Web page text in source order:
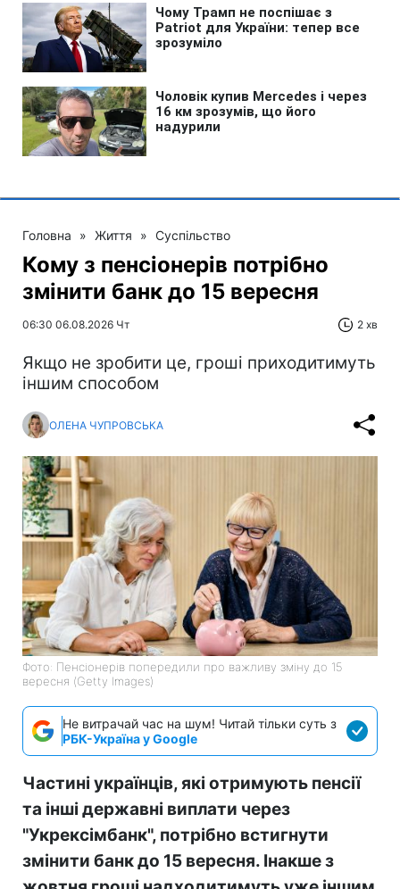
Головна » Життя » Суспільство
Кому з пенсіонерів потрібно
змінити банк до 15 вересня
06:30 06.08.2026 Чт 2 хв
Якщо не зробити це, гроші приходитимуть
іншим способом
ОЛЕНА ЧУПРОВСЬКА
Фото: Пенсіонерів попередили про важливу зміну до 15
вересня (Getty Images)
Не витрачай час на шум! Читай тільки суть з
РБК-Україна у Google
Частині українців, які отримують пенсії
та інші державні виплати через
"Укрексімбанк", потрібно встигнути
змінити банк до 15 вересня. Інакше з